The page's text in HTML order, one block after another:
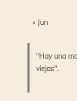
« Jun
"Hay una
viejas".